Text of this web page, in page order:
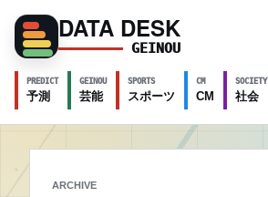
DATA DESK
GEINOU
PREDICT
予測
GEINOU
芸能
SPORTS
スポーツ
CM
CM
SOCIETY
社会
ARCHIVE